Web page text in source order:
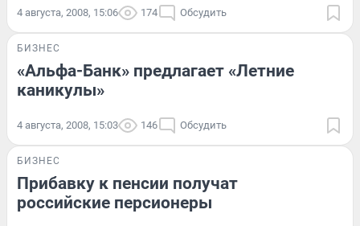
4 августа, 2008, 15:06 174 Обсудить
БИЗНЕС
«Альфа-Банк» предлагает «Летние
каникулы»
4 августа, 2008, 15:03 146 Обсудить
БИЗНЕС
Прибавку к пенсии получат
российские персионеры